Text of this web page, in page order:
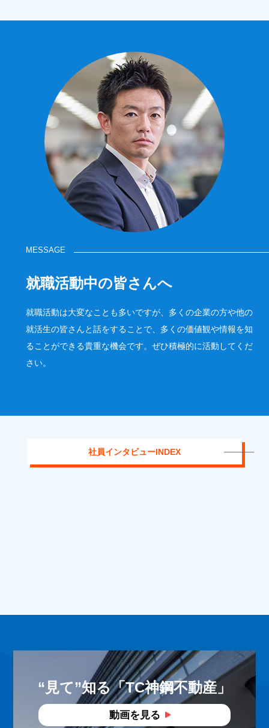
MESSAGE
就職活動中の皆さんへ
就職活動は大変なことも多いですが、多くの企業の方や他の
就活生の皆さんと話をすることで、多くの価値観や情報を知
ることができる貴重な機会です。ぜひ積極的に活動してくだ
さい。
社員インタビューINDEX
“見て”知る「TC神鋼不動産」
動画を見る